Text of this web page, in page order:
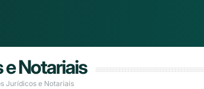
Notariais
Jurídicos e Notariais